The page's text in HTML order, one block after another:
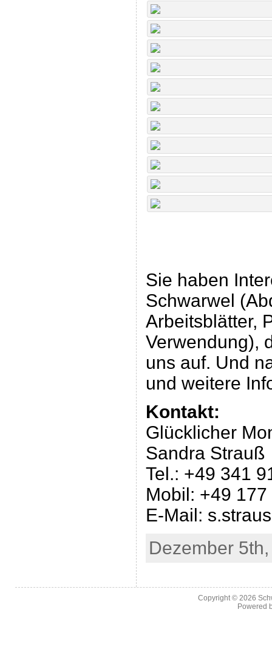
Sie haben
Schwarwel
Arbeitsblätter,
Verwendung),
uns auf. Und
und weitere
Kontakt:
Glücklicher
Sandra Strauß
Tel.: +49 341
Mobil: +49
E-Mail:
Dezember
Copyright © 2026
Powered